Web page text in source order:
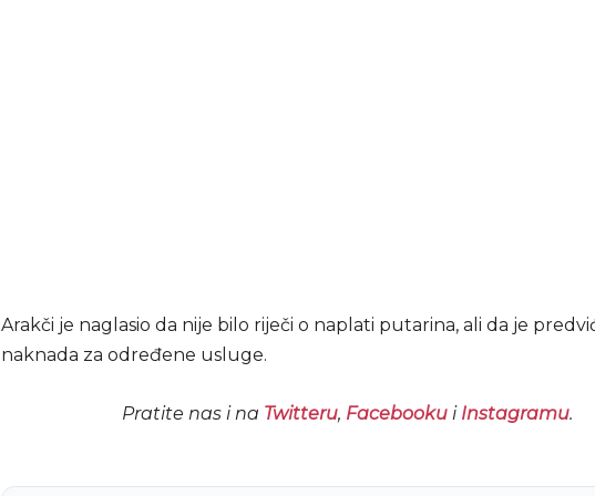
Arakči je naglasio da nije bilo riječi o naplati putarina, ali da je
naknada za određene usluge.
Pratite nas i na Twitteru, Facebookui Instagramu.